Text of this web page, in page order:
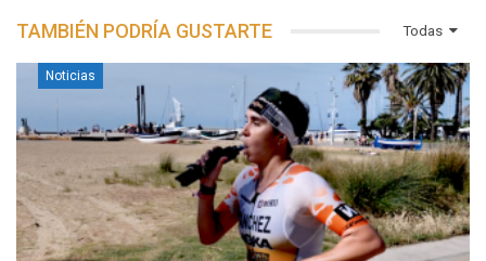
Todas
TAMBIÉN PODRÍA GUSTARTE
Noticias